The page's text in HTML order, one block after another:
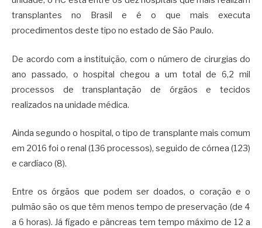
transplantes no Brasil e é o que mais executa
procedimentos deste tipo no estado de São Paulo.
De acordo com a instituição, com o número de cirurgias do
ano passado, o hospital chegou a um total de 6,2 mil
processos de transplantação de órgãos e tecidos
realizados na unidade médica.
Ainda segundo o hospital, o tipo de transplante mais comum
em 2016 foi o renal (136 processos), seguido de córnea (123)
e cardíaco (8).
Entre os órgãos que podem ser doados, o coração e o
pulmão são os que têm menos tempo de preservação (de 4
a 6 horas). Já fígado e pâncreas tem tempo máximo de 12 a